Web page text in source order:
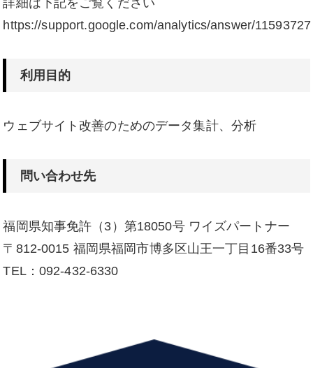
詳細は下記をご覧ください
https://support.google.com/analytics/answer/11593727
利用目的
ウェブサイト改善のためのデータ集計、分析
問い合わせ先
福岡県知事免許（3）第18050号 ワイズパートナー
〒812-0015 福岡県福岡市博多区山王一丁目16番33号
TEL：092-432-6330